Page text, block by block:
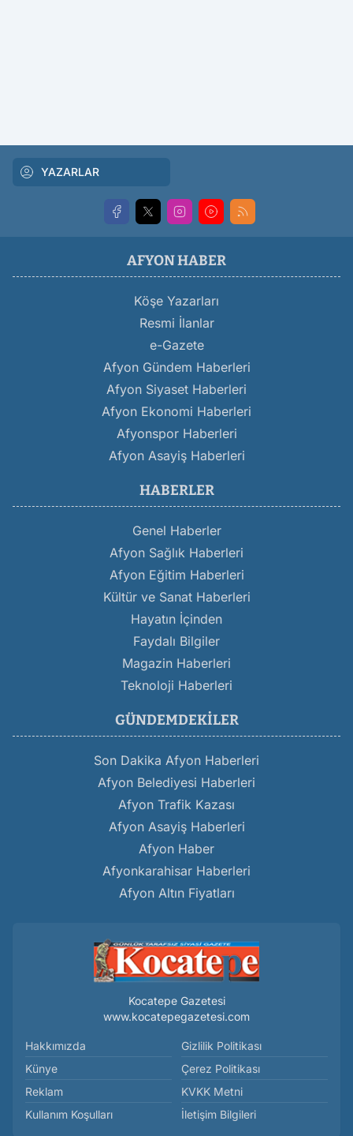
YAZARLAR
AFYON HABER
Köşe Yazarları
Resmi İlanlar
e-Gazete
Afyon Gündem Haberleri
Afyon Siyaset Haberleri
Afyon Ekonomi Haberleri
Afyonspor Haberleri
Afyon Asayiş Haberleri
HABERLER
Genel Haberler
Afyon Sağlık Haberleri
Afyon Eğitim Haberleri
Kültür ve Sanat Haberleri
Hayatın İçinden
Faydalı Bilgiler
Magazin Haberleri
Teknoloji Haberleri
GÜNDEMDEKILER
Son Dakika Afyon Haberleri
Afyon Belediyesi Haberleri
Afyon Trafik Kazası
Afyon Asayiş Haberleri
Afyon Haber
Afyonkarahisar Haberleri
Afyon Altın Fiyatları
Kocatepe Gazetesi
www.kocatepegazetesi.com
Hakkımızda
Künye
Reklam
Kullanım Koşulları
Gizlilik Politikası
Çerez Politikası
KVKK Metni
İletişim Bilgileri